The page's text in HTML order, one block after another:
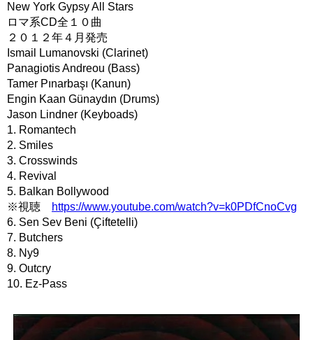
New York Gypsy All Stars
ロマ系CD全１０曲
２０１２年４月発売
Ismail Lumanovski (Clarinet)
Panagiotis Andreou (Bass)
Tamer Pınarbaşı (Kanun)
Engin Kaan Günaydın (Drums)
Jason Lindner (Keyboads)
1. Romantech
2. Smiles
3. Crosswinds
4. Revival
5. Balkan Bollywood
※視聴
https://www.youtube.com/watch?v=k0PDfCnoCvg
6. Sen Sev Beni (Çiftetelli)
7. Butchers
8. Ny9
9. Outcry
10. Ez-Pass